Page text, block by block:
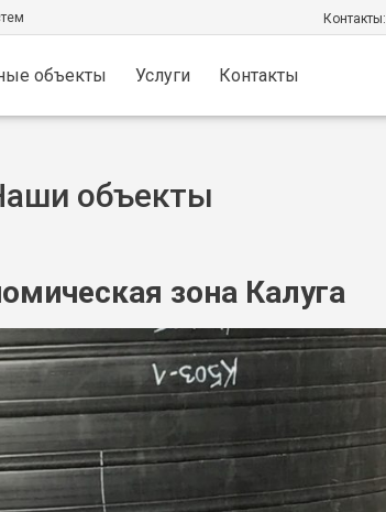
Контакты:
объекты Услуги Контакты
объекты
зона Калуга